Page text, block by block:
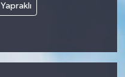
Yapraklı